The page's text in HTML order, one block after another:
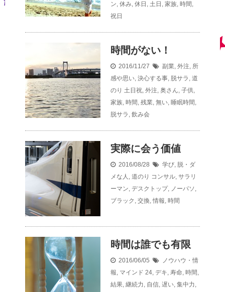
ン, 休み, 休日 , 土日 , 家族, 時間 ,
祝日
時間がない！
2016/11/27 副業, 外注, 所
感や思い, 決心する事, 脱サラ , 道
のり 土日祝, 外注, 奥さん, 子供,
家族, 時間 , 残業, 無い, 睡眠時間 ,
脱サラ , 飲み会
実際に会う価値
2016/08/28 学び, 脱・ダ
メな人 , 道のり コンサル, サラリ
ーマン, デスクトップ, ノーパソ ,
ブラック , 交換, 情報, 時間
時間は誰でも有限
2016/06/05
ノウハウ・情
報, マインド 24, デキ, 寿命, 時間 ,
結果, 継続力, 自信, 遅い, 集中力,